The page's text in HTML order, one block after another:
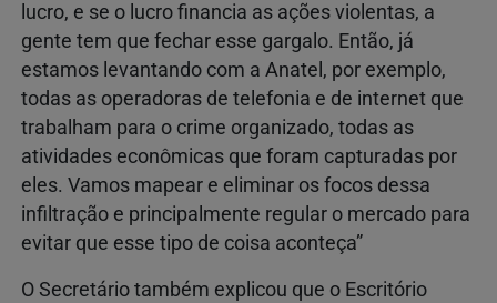
lucro, e se o lucro financia as ações violentas, a
gente tem que fechar esse gargalo. Então, já
estamos levantando com a Anatel, por exemplo,
todas as operadoras de telefonia e de internet que
trabalham para o crime organizado, todas as
atividades econômicas que foram capturadas por
eles. Vamos mapear e eliminar os focos dessa
infiltração e principalmente regular o mercado para
evitar que esse tipo de coisa aconteça”
O Secretário também explicou que o Escritório